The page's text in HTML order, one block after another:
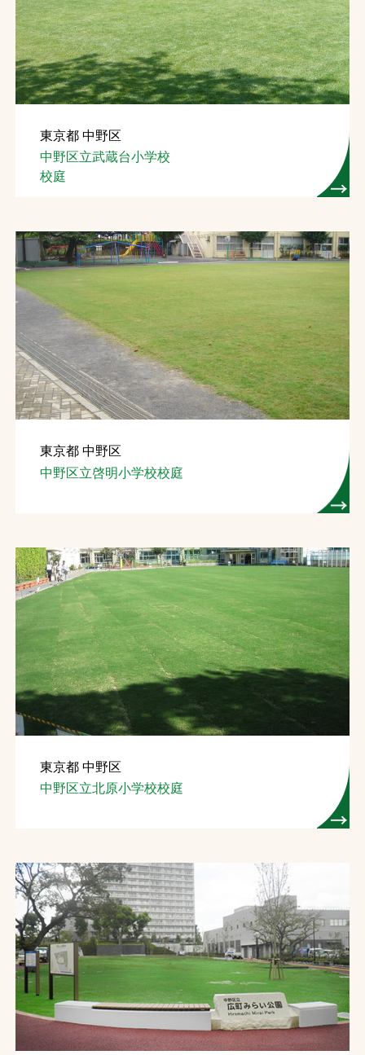
東京都 中野区
中野区立武蔵台小学校
校庭
東京都 中野区
中野区立啓明小学校校庭
東京都 中野区
中野区立北原小学校校庭